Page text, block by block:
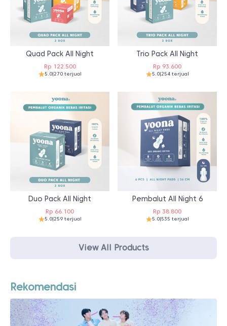
Quad Pack All Night
Rp122.500
5.0|270 terjual
Trio Pack All Night
Rp 93.600
5.0|254 terjual
Duo Pack All Night
Rp 66.100
5.0|259 terjual
Pembalut All Night 6
Rp 38.800
5.0|535 terjual
View All Products
Rekomendasi